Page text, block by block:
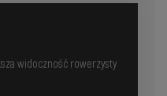
widoczność rowerzysty